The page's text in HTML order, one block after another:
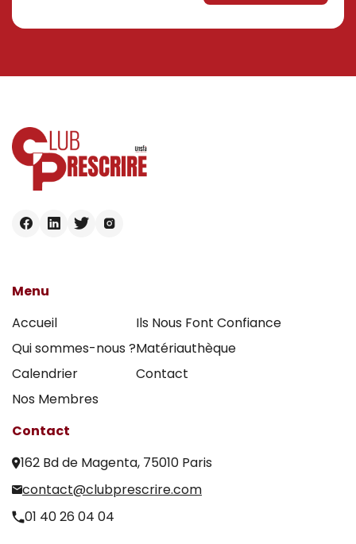
Menu
Accueil
Qui sommes-nous ?
Calendrier
Nos Membres
Ils Nous Font Confiance
Matériauthèque
Contact
Contact
162 Bd de Magenta, 75010 Paris
contact@clubprescrire.com
01 40 26 04 04